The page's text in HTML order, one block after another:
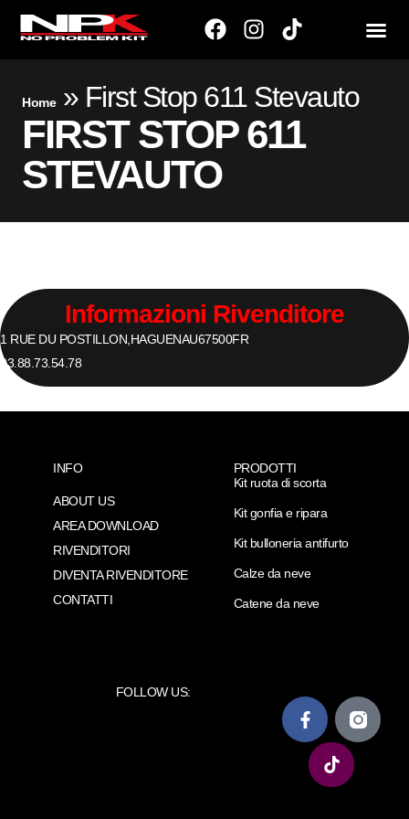
Home» First Stop 611 Stevauto
FIRST STOP 611
STEVAUTO
Informazioni Rivenditore
1 RUE DU POSTILLON, HAGUENAU67500FR
03.88.73.54.78
INFO
ABOUT US
AREA DOWNLOAD
RIVENDITORI
DIVENTA RIVENDITORE
CONTATTI
PRODOTTI
Kit ruota di scorta
Kit gonfia e ripara
Kit bulloneria antifurto
Calze da neve
Catene da neve
FOLLOW US: